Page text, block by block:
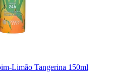
Limão Tangerina 150ml